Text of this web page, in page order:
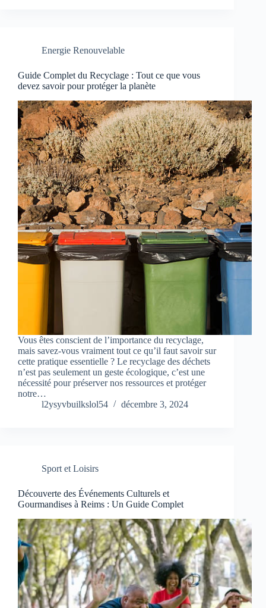
Energie Renouvelable
Guide Complet du Recyclage : Tout ce que vous
devez savoir pour protéger la planète
Vous êtes conscient de l’importance du recyclage,
mais savez-vous vraiment tout ce qu’il faut savoir sur
cette pratique essentielle ? Le recyclage des déchets
n’est pas seulement un geste écologique, c’est une
nécessité pour préserver nos ressources et protéger
notre…
l2ysyvbuilkslol54
décembre 3, 2024
Sport et Loisirs
Découverte des Événements Culturels et
Gourmandises à Reims : Un Guide Complet